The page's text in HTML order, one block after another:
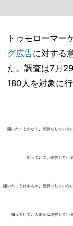
トゥモローマー
グ広告に対する
た。調査は7月
180人を対象に行